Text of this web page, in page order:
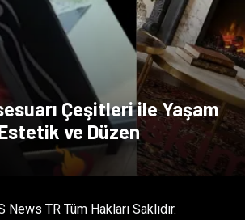
Çeşitleri ile Yaşam
ve Düzen
TR Tüm Hakları Saklıdır.